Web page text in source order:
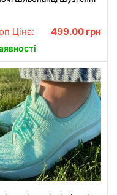
Ціна: 499.00 грн